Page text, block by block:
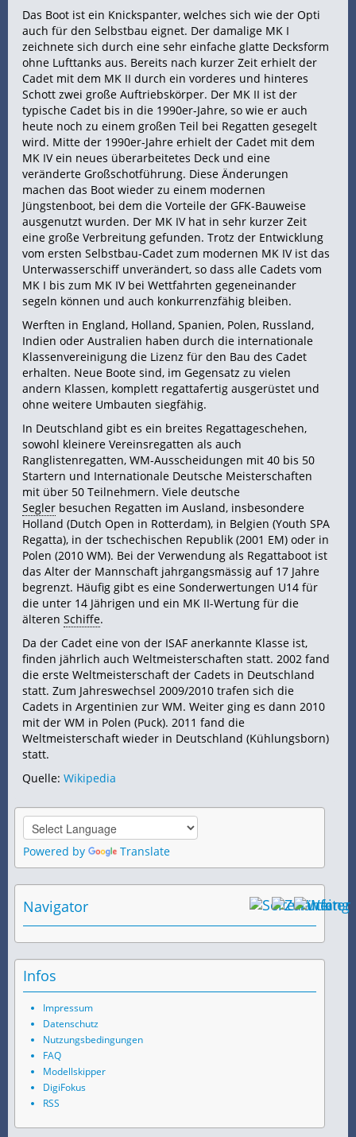
Das Boot ist ein Knickspanter, welches sich wie der Opti
auch für den Selbstbau eignet. Der damalige MK I
zeichnete sich durch eine sehr einfache glatte Decksform
ohne Lufttanks aus. Bereits nach kurzer Zeit erhielt der
Cadet mit dem MK II durch ein vorderes und hinteres
Schott zwei große Auftriebskörper. Der MK II ist der
typische Cadet bis in die 1990er-Jahre, so wie er auch
heute noch zu einem großen Teil bei Regatten gesegelt
wird. Mitte der 1990er-Jahre erhielt der Cadet mit dem
MK IV ein neues überarbeitetes Deck und eine
veränderte Großschotführung. Diese Änderungen
machen das Boot wieder zu einem modernen
Jüngstenboot, bei dem die Vorteile der GFK-Bauweise
ausgenutzt wurden. Der MK IV hat in sehr kurzer Zeit
eine große Verbreitung gefunden. Trotz der Entwicklung
vom ersten Selbstbau-Cadet zum modernen MK IV ist das
Unterwasserschiff unverändert, so dass alle Cadets vom
MK I bis zum MK IV bei Wettfahrten gegeneinander
segeln können und auch konkurrenzfähig bleiben.
Werften in England, Holland, Spanien, Polen, Russland,
Indien oder Australien haben durch die internationale
Klassenvereinigung die Lizenz für den Bau des Cadet
erhalten. Neue Boote sind, im Gegensatz zu vielen
andern Klassen, komplett regattafertig ausgerüstet und
ohne weitere Umbauten siegfähig.
In Deutschland gibt es ein breites Regattageschehen,
sowohl kleinere Vereinsregatten als auch
Ranglistenregatten, WM-Ausscheidungen mit 40 bis 50
Startern und Internationale Deutsche Meisterschaften
mit über 50 Teilnehmern. Viele deutsche
Segler besuchen Regatten im Ausland, insbesondere
Holland (Dutch Open in Rotterdam), in Belgien (Youth SPA
Regatta), in der tschechischen Republik (2001 EM) oder in
Polen (2010 WM). Bei der Verwendung als Regattaboot ist
das Alter der Mannschaft jahrgangsmässig auf 17 Jahre
begrenzt. Häufig gibt es eine Sonderwertungen U14 für
die unter 14 Jährigen und ein MK II-Wertung für die
älteren Schiffe.
Da der Cadet eine von der ISAF anerkannte Klasse ist,
finden jährlich auch Weltmeisterschaften statt. 2002 fand
die erste Weltmeisterschaft der Cadets in Deutschland
statt. Zum Jahreswechsel 2009/2010 trafen sich die
Cadets in Argentinien zur WM. Weiter ging es dann 2010
mit der WM in Polen (Puck). 2011 fand die
Weltmeisterschaft wieder in Deutschland (Kühlungsborn)
statt.
Quelle: Wikipedia
Powered by Translate
Navigator
Infos
Impressum
Datenschutz
Nutzungsbedingungen
FAQ
Modellskipper
DigiFokus
RSS